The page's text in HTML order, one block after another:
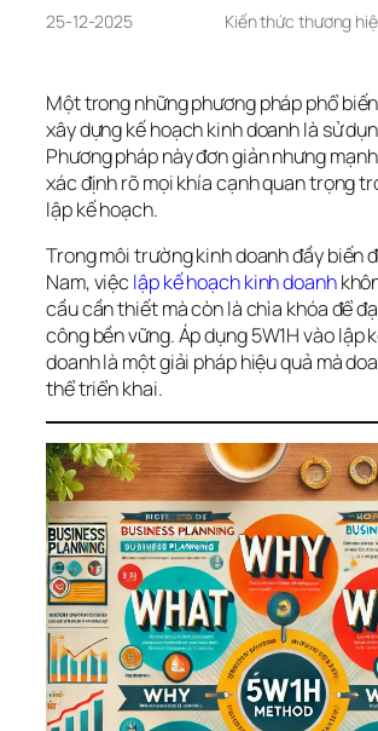
25-12-2025 Kiến thức thương
Một trong những phương pháp phổ
xây dựng kế hoạch kinh doanh là sử
Phương pháp này đơn giản nhưng
xác định rõ mọi khía cạnh quan trọng
lập kế hoạch.
Trong môi trường kinh doanh đầy biến
Nam, việc lập kế hoạch kinh doanh
cầu cần thiết mà còn là chìa khóa để
công bền vững. Áp dụng 5W1H vào lập
doanh là một giải pháp hiệu quả mà
thể triển khai.